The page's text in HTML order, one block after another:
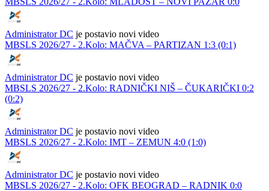
Administrator DC je postavio novi video
MBSLS 2026/27 - 2.Kolo: MAČVA – PARTIZAN 1:3 (0:1)
Administrator DC je postavio novi video
MBSLS 2026/27 - 2.Kolo: RADNIČKI NIŠ – ČUKARIČKI 0:2
(0:2)
Administrator DC je postavio novi video
MBSLS 2026/27 - 2.Kolo: IMT – ZEMUN 4:0 (1:0)
Administrator DC je postavio novi video
MBSLS 2026/27 - 2.Kolo: OFK BEOGRAD – RADNIK 0:0